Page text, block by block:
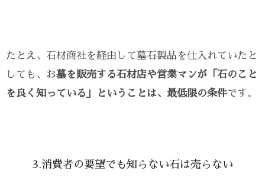
たとえ、石材商社を経由して墓石製品を仕入れていたと
しても、お墓を販売する石材店や営業マンが「石のこと
を良く知っている」ということは、最低限の条件です。
3.消費者の要望でも知らない石は売らない